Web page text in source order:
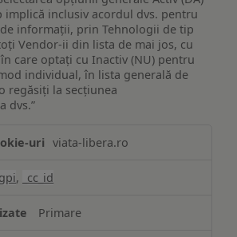
implică inclusiv acordul dvs. pentru
informații, prin Tehnologii de tip
Vendor-ii din lista de mai jos, cu
care optați cu Inactiv (NU) pentru
individual, în lista generală de
regăsiți la secțiunea
dvs.”
viata-libera.ro
, _cc_id
Primare